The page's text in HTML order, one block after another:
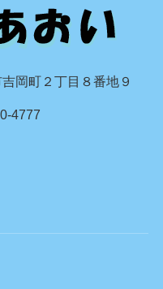
岡町２丁目８番地９
4777